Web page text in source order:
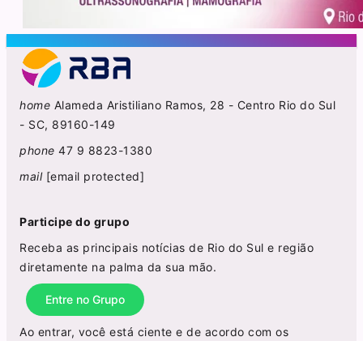
home Alameda Aristiliano Ramos, 28 - Centro Rio do Sul
- SC, 89160-149
phone 47 9 8823-1380
mail [email protected]
Participe do grupo
Receba as principais notícias de Rio do Sul e região
diretamente na palma da sua mão.
Entre no Grupo
Ao entrar, você está ciente e de acordo com os